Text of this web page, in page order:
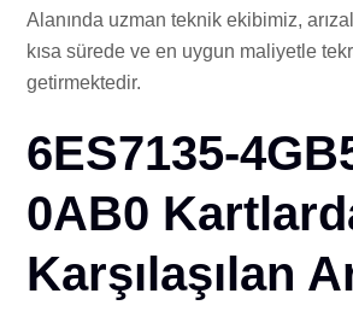
Alanında uzman teknik ekibimiz,
kısa sürede ve en uygun maliyetle
getirmektedir.
6ES7135-
0AB0
Karşılaşılan